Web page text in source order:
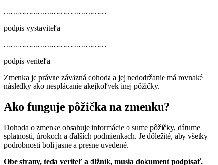
………………………………………
podpis vystaviteľa
………………………………………
podpis veriteľa
Zmenka je právne záväzná dohoda a jej nedodržanie má rovnaké
následky ako nesplácanie akejkoľvek inej pôžičky.
Ako funguje pôžička na zmenku?
Dohoda o zmenke obsahuje informácie o sume pôžičky, dátume
splatnosti, úrokoch a ďalších podmienkach. Je dôležité, aby všetky
podrobnosti boli jasne a presne uvedené.
Obe strany, teda veriteľ a dlžník, musia dokument podpísať.